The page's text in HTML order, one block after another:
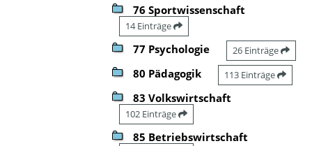
76 Sportwissenschaft
14 Einträge
77 Psychologie 26 Einträge
80 Pädagogik 113 Einträge
83 Volkswirtschaft
102 Einträge
85 Betriebswirtschaft